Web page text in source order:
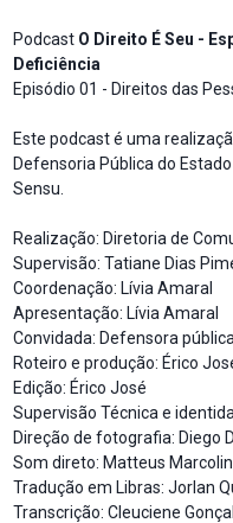
Podcast O Direito É Seu -
Deficiência
Episódio 01 - Direitos das
Este podcast é uma
Defensoria Pública do
Sensu.
Realização: Diretoria de
Supervisão: Tatiane Dias
Coordenação: Lívia Amaral
Apresentação: Lívia Amaral
Convidada: Defensora
Roteiro e produção: Érico
Edição: Érico José
Supervisão Técnica e
Direção de fotografia: Diego
Som direto: Matteus
Tradução em Libras: Jorlan
Transcrição: Cleuciene